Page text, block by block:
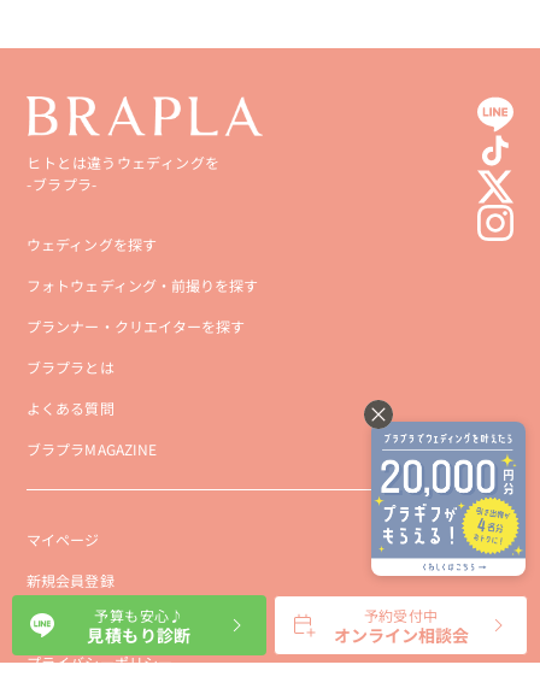
ヒトとは違うウェディングを
-ブラプラ-
ウェディングを探す
フォトウェディング・前撮りを探す
プランナー・クリエイターを探す
ブラプラとは
よくある質問
ブラプラMAGAZINE
マイページ
新規会員登録
会社概要
プライバシーポリシー
予算も安心♪
見積もり診断
予約受付中
オンライン相談会